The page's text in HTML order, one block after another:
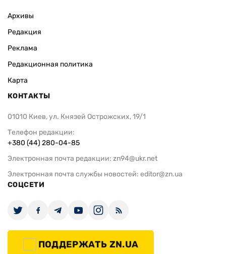
Архивы
Редакция
Реклама
Редакционная политика
Карта
КОНТАКТЫ
01010 Киев, ул. Князей Острожских, 19/1
Телефон редакции:
+380 (44) 280-04-85
Электронная почта редакции: zn94@ukr.net
Электронная почта службы новостей: editor@zn.ua
СОЦСЕТИ
ПОДДЕРЖАТЬ ZN.UA